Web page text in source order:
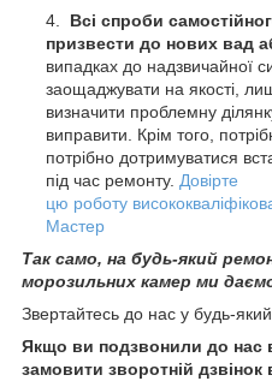
Всі спроби
призвести до нових вад
випадках до надзвичайної
заощаджувати на якості,
визначити проблемну
виправити. Крім того,
потрібно дотримуватися
під час ремонту. Довірте
цю роботу
Мастер
Так само, на будь-який
морозильних камер ми
Звертайтесь до нас у будь-
Якщо ви подзвонили до нас
замовити зворотній